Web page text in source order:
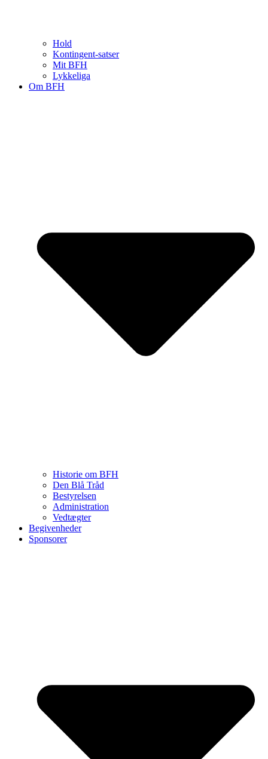
Hold
Kontingent-satser
Mit BFH
Lykkeliga
Om BFH
Historie om BFH
Den Blå Tråd
Bestyrelsen
Administration
Vedtægter
Begivenheder
Sponsorer